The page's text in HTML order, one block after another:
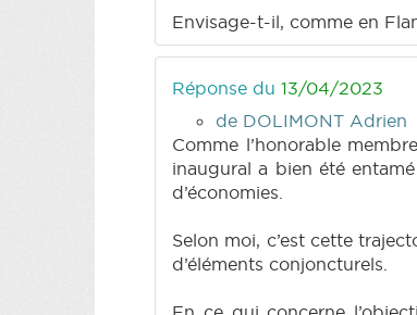
Envisage-t-il, comme en
Réponse du 13/04/2023
de DOLIMONT Adrien
Comme l’honorable
inaugural a bien été
d’économies.
Selon moi, c’est cette
d’éléments conjoncturels.